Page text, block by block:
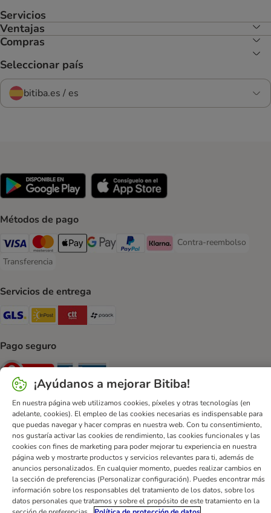
Servicios
Ventajas
Compras
Seleccionar país
bitiba.es / es
Métodos de pago
Visa Payment Method
Mastercard Payment Method
Apple Pay Payment Method
Google Pay Payment Method
PayPal Payment Method
Klarna Payment Method
Contra-reembolso
Contra-reembolso
Transferencia
Transferencia Payment Method
Servicios de entrega
GLS Shipping Method
InPost Shipping Method
CTTExpress Shipping Method
Pago seguro
Security Security
Ayuda Contacto Impreso DSA
Protección de datos
Condiciones comerciales generales
Declaración de accesibilidad
Newsletter
Gastos de envío y plazos de entrega
Formas de pago
Formulario de desistimiento
¡Ayúdanos a mejorar Bitiba!
En nuestra página web utilizamos cookies, píxeles y otras tecnologías (en
adelante, cookies). El empleo de las cookies necesarias es indispensable para
que puedas navegar y hacer compras en nuestra web. Con tu consentimiento,
nos gustaría activar las cookies de rendimiento, las cookies funcionales y las
cookies con fines de marketing para poder mejorar tu experiencia en nuestra
página web y mostrarte productos y servicios relevantes para ti, además de
anuncios personalizados. En cualquier momento, puedes realizar cambios en
la sección de preferencias (Personalizar configuración). Puedes encontrar más
información sobre los responsables del tratamiento de los datos, sobre los
datos personales que tratamos y sobre el propósito de este tratamiento en la